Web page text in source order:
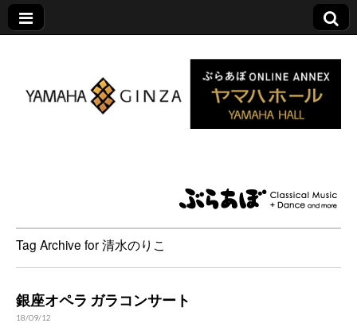
ヤマハホール|ぶら
あぼ特設サイト
Tag Archive for 清水のりこ
銀座オペラ ガラコンサート
18/09/12